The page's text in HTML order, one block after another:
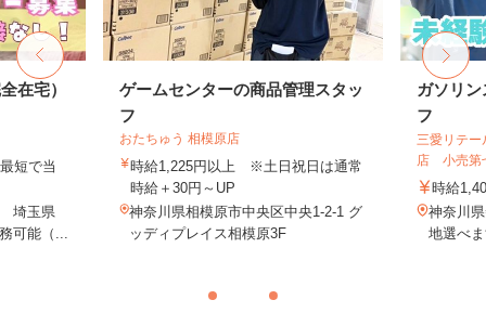
在宅）
短で当
埼玉県
可能（...
ゲームセンターの商品管理スタッ
フ
おたちゅう 相模原店
時給1,225円以上 ※土日祝日は通常
時給＋30円～UP
神奈川県相模原市中央区中央1-2-1 グ
ッディプレイス相模原3F
ガソリ
フ
三愛リテ
店 小売第
時給
神奈川
地選べ